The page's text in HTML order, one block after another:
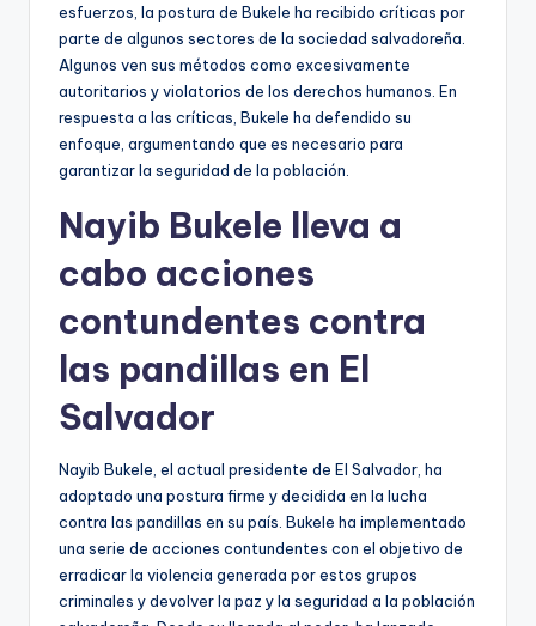
esfuerzos, la postura de Bukele ha recibido críticas por
parte de algunos sectores de la sociedad salvadoreña.
Algunos ven sus métodos como excesivamente
autoritarios y violatorios de los derechos humanos. En
respuesta a las críticas, Bukele ha defendido su
enfoque, argumentando que es necesario para
garantizar la seguridad de la población.
Nayib Bukele lleva a
cabo acciones
contundentes contra
las pandillas en El
Salvador
Nayib Bukele, el actual presidente de El Salvador, ha
adoptado una postura firme y decidida en la lucha
contra las pandillas en su país. Bukele ha implementado
una serie de acciones contundentes con el objetivo de
erradicar la violencia generada por estos grupos
criminales y devolver la paz y la seguridad a la población